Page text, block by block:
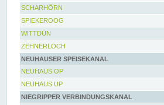
SCHARHÖRN
SPIEKEROOG
WITTDÜN
ZEHNERLOCH
NEUHAUSER SPEISEKANAL
NEUHAUS OP
NEUHAUS UP
NIEGRIPPER VERBINDUNGSKANAL